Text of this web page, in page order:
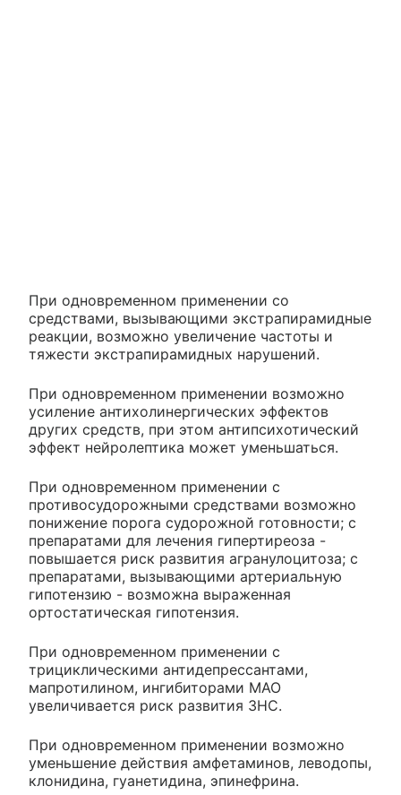
При одновременном применении со
средствами, вызывающими экстрапирамидные
реакции, возможно увеличение частоты и
тяжести экстрапирамидных нарушений.
При одновременном применении возможно
усиление антихолинергических эффектов
других средств, при этом антипсихотический
эффект нейролептика может уменьшаться.
При одновременном применении с
противосудорожными средствами возможно
понижение порога судорожной готовности; с
препаратами для лечения гипертиреоза -
повышается риск развития агранулоцитоза; с
препаратами, вызывающими артериальную
гипотензию - возможна выраженная
ортостатическая гипотензия.
При одновременном применении с
трициклическими антидепрессантами,
мапротилином, ингибиторами МАО
увеличивается риск развития ЗНС.
При одновременном применении возможно
уменьшение действия амфетаминов, леводопы,
клонидина, гуанетидина, эпинефрина.